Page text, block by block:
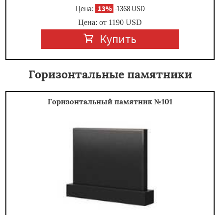
Цена: -13% 1368 USD
Цена: от 1190 USD
Купить
Горизонтальные памятники
Горизонтальный памятник №101